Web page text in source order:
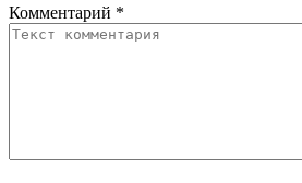
Комментарий *